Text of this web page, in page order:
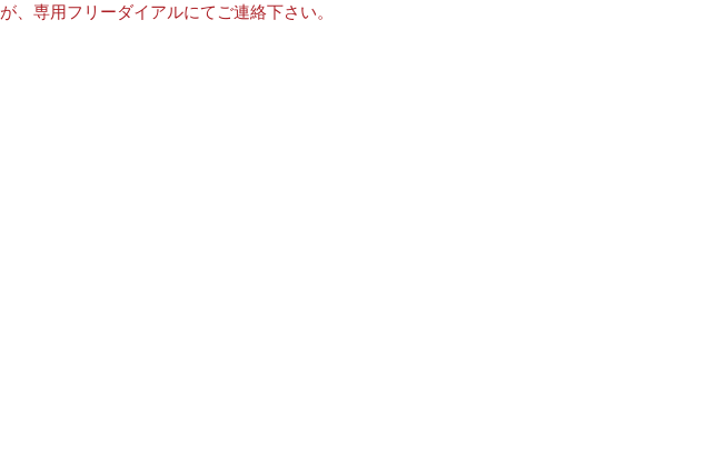
が、専用フリーダイアルにてご連絡下さい。